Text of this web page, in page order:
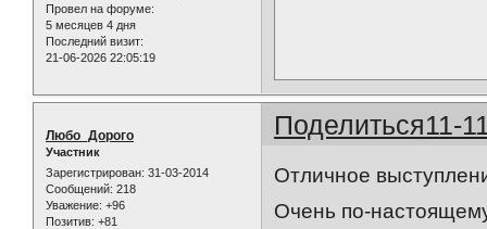
Провел на форуме:
5 месяцев 4 дня
Последний визит:
21-06-2026 22:05:19
Поделиться11-
Любо_Дорого
Участник
Зарегистрирован: 31-03-2014
Сообщений: 218
Уважение: +96
Позитив: +81
Отличное
Очень по-